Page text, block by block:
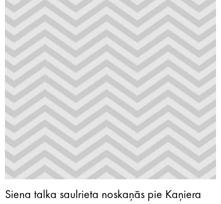
Siena talka saulrieta noskaņās pie Kaņiera